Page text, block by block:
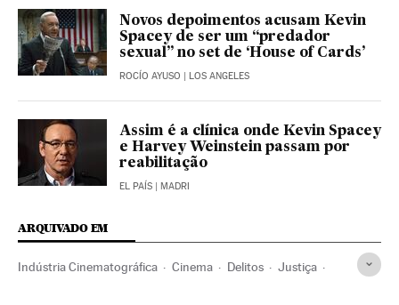
Novos depoimentos acusam Kevin
Spacey de ser um “predador
sexual” no set de ‘House of Cards’
ROCÍO AYUSO | LOS ANGELES
Assim é a clínica onde Kevin Spacey
e Harvey Weinstein passam por
reabilitação
EL PAÍS | MADRI
ARQUIVADO EM
Indústria Cinematográfica Cinema Delitos Justiça